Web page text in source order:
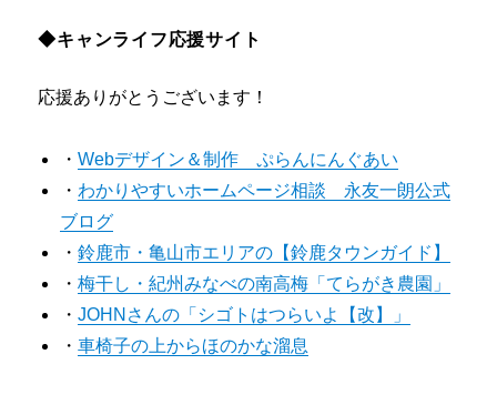
◆キャンライフ応援サイト
応援ありがとうございます！
・Webデザイン＆制作 ぷらんにんぐあい
・ わかりやすいホームページ相談 永友一朗公式
ブログ
・鈴鹿市・亀山市エリアの【鈴鹿タウンガイド】
・梅干し・紀州みなべの南高梅「てらがき農園」
・JOHNさんの「シゴトはつらいよ【改】」
・車椅子の上からほのかな溜息